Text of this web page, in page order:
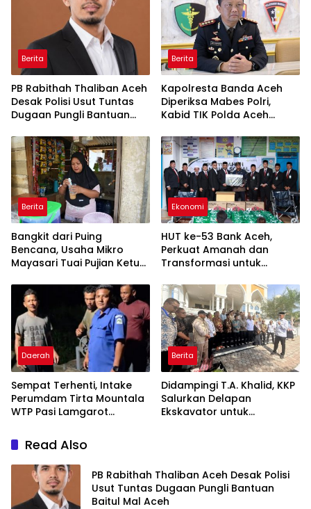
Berita
PB Rabithah Thaliban Aceh
Desak Polisi Usut Tuntas
Dugaan Pungli Bantuan
Berita
Kapolresta Banda Aceh
Diperiksa Mabes Polri,
Kabid TIK Polda Aceh
Berita
Bangkit dari Puing
Bencana, Usaha Mikro
Mayasari Tuai Pujian Ketua
Ekonomi
HUT ke-53 Bank Aceh,
Perkuat Amanah dan
Transformasi untuk
Daerah
Sempat Terhenti, Intake
Perumdam Tirta Mountala
WTP Pasi Lamgarot
Berita
Didampingi T.A. Khalid, KKP
Salurkan Delapan
Ekskavator untuk
Read Also
PB Rabithah Thaliban Aceh Desak Polisi
Usut Tuntas Dugaan Pungli Bantuan
Baitul Mal Aceh